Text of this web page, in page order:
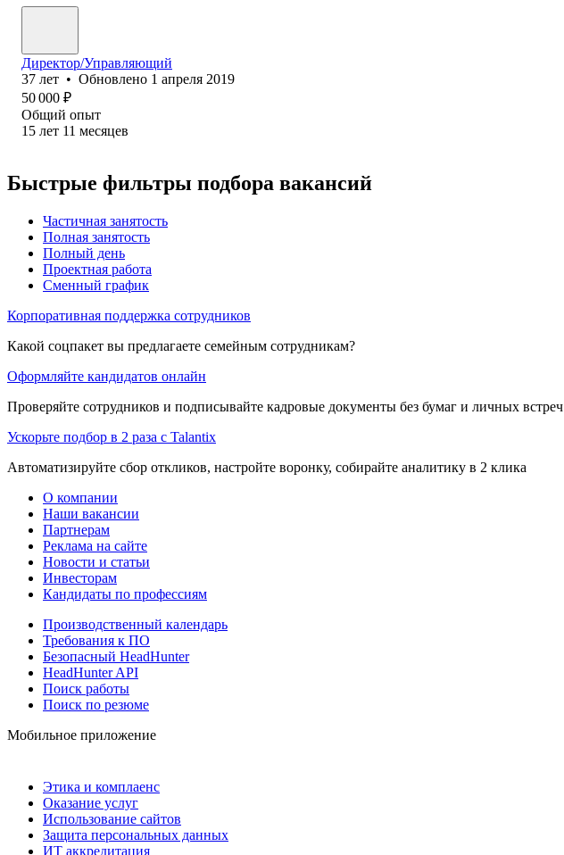
Директор/Управляющий
37 лет • Обновлено 1 апреля 2019
50 000 ₽
Общий опыт
15 лет 11 месяцев
Быстрые фильтры подбора вакансий
Частичная занятость
Полная занятость
Полный день
Проектная работа
Сменный график
Корпоративная поддержка сотрудников
Какой соцпакет вы предлагаете семейным сотрудникам?
Оформляйте кандидатов онлайн
Проверяйте сотрудников и подписывайте кадровые документы без бумаг и личных встреч
Ускорьте подбор в 2 раза с Talantix
Автоматизируйте сбор откликов, настройте воронку, собирайте аналитику в 2 клика
О компании
Наши вакансии
Партнерам
Реклама на сайте
Новости и статьи
Инвесторам
Кандидаты по профессиям
Производственный календарь
Требования к ПО
Безопасный HeadHunter
HeadHunter API
Поиск работы
Поиск по резюме
Мобильное приложение
Этика и комплаенс
Оказание услуг
Использование сайтов
Защита персональных данных
ИТ аккредитация